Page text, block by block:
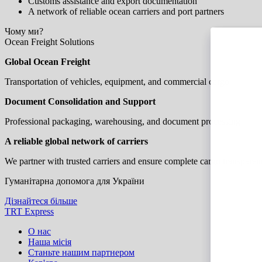
A network of reliable ocean carriers and port partners
Чому ми?
Ocean Freight Solutions
Global Ocean Freight
Transportation of vehicles, equipment, and commercial cargo
Document Consolidation and Support
Professional packaging, warehousing, and document processing
A reliable global network of carriers
We partner with trusted carriers and ensure complete cargo
Гуманітарна допомога для України
Дізнайтеся більше
TRT Express
О нас
Наша місія
Станьте нашим партнером